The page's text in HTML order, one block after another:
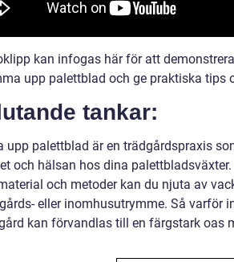
kan infogas här för att
upp palettblad och ge praktiska tips
tankar:
upp palettblad är en trädgårdspraxis
och hälsan hos dina
och metoder kan du njuta av
eller inomhusutrymme. Så varför
kan förvandlas till en färgstark oas